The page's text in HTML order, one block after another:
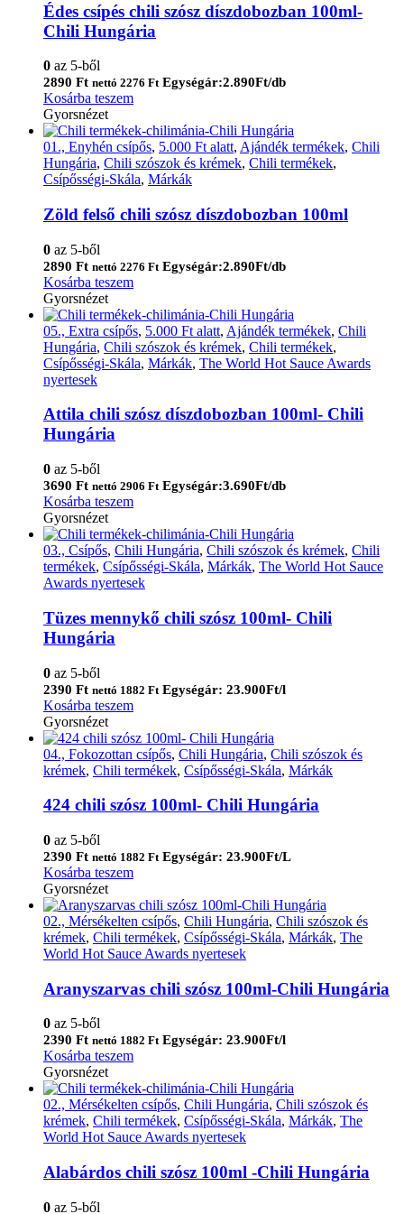
Édes csípés chili szósz díszdobozban 100ml-
Chili Hungária
0 az 5-ből
2890 Ft nettó 2276 Ft Egységár:2.890Ft/db
Kosárba teszem
Gyorsnézet
01., Enyhén csípős, 5.000 Ft alatt, Ajándék termékek, Chili
Hungária, Chili szószok és krémek, Chili termékek,
Csípősségi-Skála, Márkák
Zöld felső chili szósz díszdobozban 100ml
0 az 5-ből
2890 Ft nettó 2276 Ft Egységár:2.890Ft/db
Kosárba teszem
Gyorsnézet
05., Extra csípős, 5.000 Ft alatt, Ajándék termékek, Chili
Hungária, Chili szószok és krémek, Chili termékek,
Csípősségi-Skála, Márkák, The World Hot Sauce Awards
nyertesek
Attila chili szósz díszdobozban 100ml- Chili
Hungária
0 az 5-ből
3690 Ft nettó 2906 Ft Egységár:3.690Ft/db
Kosárba teszem
Gyorsnézet
03., Csípős, Chili Hungária, Chili szószok és krémek, Chili
termékek, Csípősségi-Skála, Márkák, The World Hot Sauce
Awards nyertesek
Tüzes mennykő chili szósz 100ml- Chili
Hungária
0 az 5-ből
2390 Ft nettó 1882 Ft Egységár: 23.900Ft/l
Kosárba teszem
Gyorsnézet
04., Fokozottan csípős, Chili Hungária, Chili szószok és
krémek, Chili termékek, Csípősségi-Skála, Márkák
424 chili szósz 100ml- Chili Hungária
0 az 5-ből
2390 Ft nettó 1882 Ft Egységár: 23.900Ft/L
Kosárba teszem
Gyorsnézet
02., Mérsékelten csípős, Chili Hungária, Chili szószok és
krémek, Chili termékek, Csípősségi-Skála, Márkák, The
World Hot Sauce Awards nyertesek
Aranyszarvas chili szósz 100ml-Chili Hungária
0 az 5-ből
2390 Ft nettó 1882 Ft Egységár: 23.900Ft/l
Kosárba teszem
Gyorsnézet
02., Mérsékelten csípős, Chili Hungária, Chili szószok és
krémek, Chili termékek, Csípősségi-Skála, Márkák, The
World Hot Sauce Awards nyertesek
Alabárdos chili szósz 100ml -Chili Hungária
0 az 5-ből